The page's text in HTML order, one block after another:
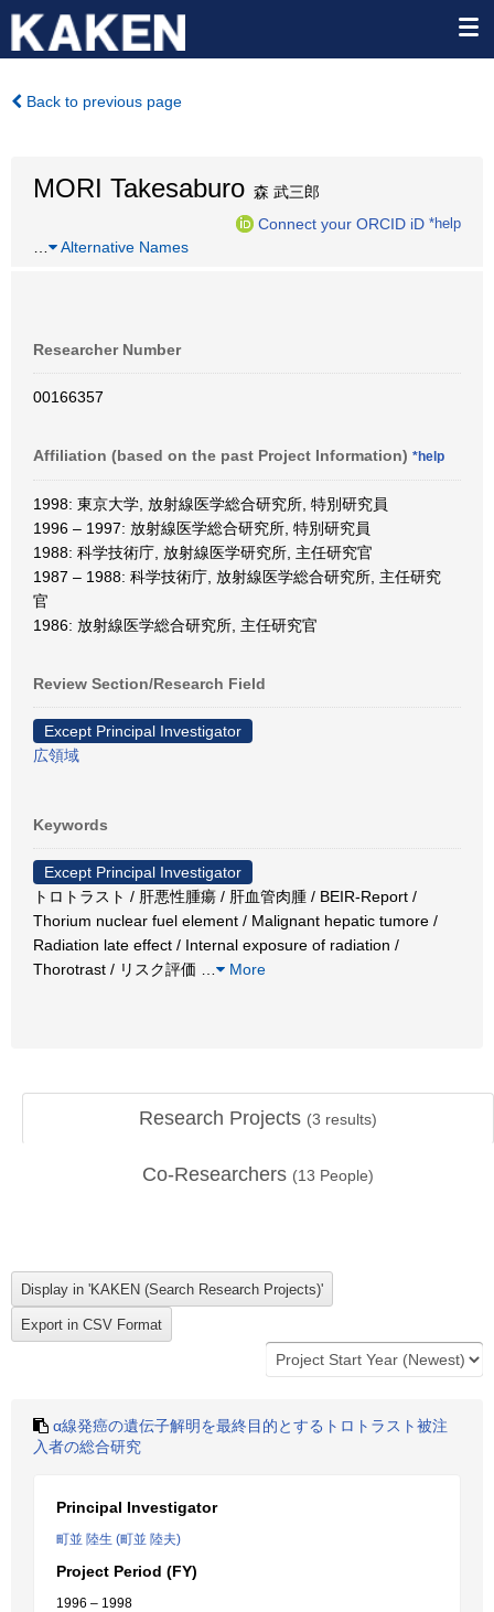
Back to previous page
MORI Takesaburo 森 武三郎
Connect your ORCID iD *help
Alternative Names
Researcher Number
00166357
Affiliation (based on the past Project Information) *help
1998: 東京大学, 放射線医学総合研究所, 特別研究員
1996 – 1997: 放射線医学総合研究所, 特別研究員
1988: 科学技術庁, 放射線医学研究所, 主任研究官
1987 – 1988: 科学技術庁, 放射線医学総合研究所, 主任研究
官
1986: 放射線医学総合研究所, 主任研究官
Review Section/Research Field
Except Principal Investigator
広領域
Keywords
Except Principal Investigator
トロトラスト / 肝悪性腫瘍 / 肝血管肉腫 / BEIR-Report /
Thorium nuclear fuel element / Malignant hepatic tumore /
Radiation late effect / Internal exposure of radiation /
Thorotrast / リスク評価
More
Research Projects (3 results)
Co-Researchers (13 People)
α線発癌の遺伝子解明を最終目的とするトロトラスト被注
入者の総合研究
Principal Investigator
町並 陸生 (町並 陸夫)
Project Period (FY)
1996 – 1998